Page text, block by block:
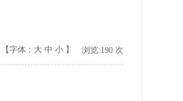
【字体： 大 中 小 】 浏览:190 次